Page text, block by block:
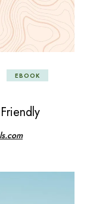
EBOOK